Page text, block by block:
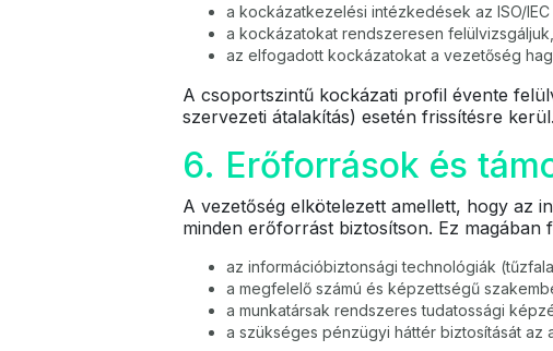
a kockázatkezelési intézkedések az ISO/
a kockázatokat rendszeresen
az elfogadott kockázatokat a vezetőség
A csoportszintű kockázati profil évente
szervezeti átalakítás) esetén frissítésre kerül.
6. Erőforrások és
A vezetőség elkötelezett amellett, hogy az
minden erőforrást biztosítson. Ez magában
az információbiztonsági technológiák
a megfelelő számú és képzettségű
a munkatársak rendszeres tudatossági
a szükséges pénzügyi háttér biztosítását az